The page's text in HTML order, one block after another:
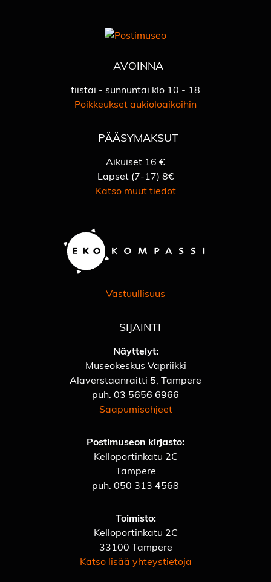
AVOINNA
tiistai - sunnuntai klo 10 - 18
Poikkeukset aukioloaikoihin
PÄÄSYMAKSUT
Aikuiset 16 €
Lapset (7-17) 8€
Katso muut tiedot
Vastuullisuus
SIJAINTI
Näyttelyt:
Museokeskus Vapriikki
Alaverstaanraitti 5, Tampere
puh. 03 5656 6966
Saapumisohjeet
Postimuseon kirjasto:
Kelloportinkatu 2C
Tampere
puh. 050 313 4568
Toimisto:
Kelloportinkatu 2C
33100 Tampere
Katso lisää yhteystietoja